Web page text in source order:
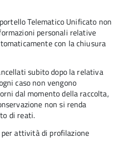
Telematico Unificato non
personali relative
con la chiusura
subito dopo la relativa
caso non vengono
dal momento della raccolta,
non si renda
di reati.
attività di profilazione